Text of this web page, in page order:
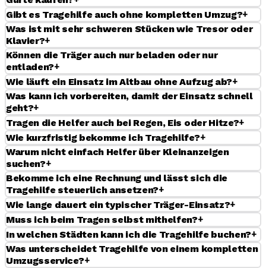
Gibt es Tragehilfe auch ohne kompletten Umzug?+
Was ist mit sehr schweren Stücken wie Tresor oder
Klavier?+
Können die Träger auch nur beladen oder nur
entladen?+
Wie läuft ein Einsatz im Altbau ohne Aufzug ab?+
Was kann ich vorbereiten, damit der Einsatz schnell
geht?+
Tragen die Helfer auch bei Regen, Eis oder Hitze?+
Wie kurzfristig bekomme ich Tragehilfe?+
Warum nicht einfach Helfer über Kleinanzeigen
suchen?+
Bekomme ich eine Rechnung und lässt sich die
Tragehilfe steuerlich ansetzen?+
Wie lange dauert ein typischer Träger-Einsatz?+
Muss ich beim Tragen selbst mithelfen?+
In welchen Städten kann ich die Tragehilfe buchen?+
Was unterscheidet Tragehilfe von einem kompletten
Umzugsservice?+